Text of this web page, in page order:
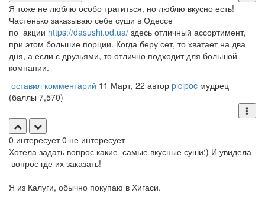
Я тоже не люблю особо тратиться, но люблю вкусно есть!
Частенько заказываю себе суши в Одессе
по акции https://dasushi.od.ua/ здесь отличный ассортимент,
при этом большие порции. Когда беру сет, то хватает на два
дня, а если с друзьями, то отлично подходит для большой
компании.
оставил комментарий 11 Март, 22 автор picipoc мудрец
(баллы 7,570)
0 интересует 0 не интересует
Хотела задать вопрос какие самые вкусные суши:) И увидела
вопрос где их заказать!
Я из Калуги, обычно покупаю в Хигаси.